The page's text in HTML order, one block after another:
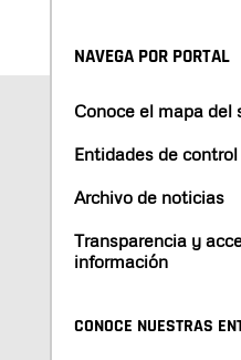
NAVEGA POR PORTAL
Conoce el mapa del
Entidades de control
Archivo de noticias
Transparencia y
información
CONOCE NUESTRAS